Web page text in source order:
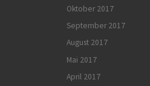
Oktober 2017
September 2017
August 2017
Mai 2017
April 2017